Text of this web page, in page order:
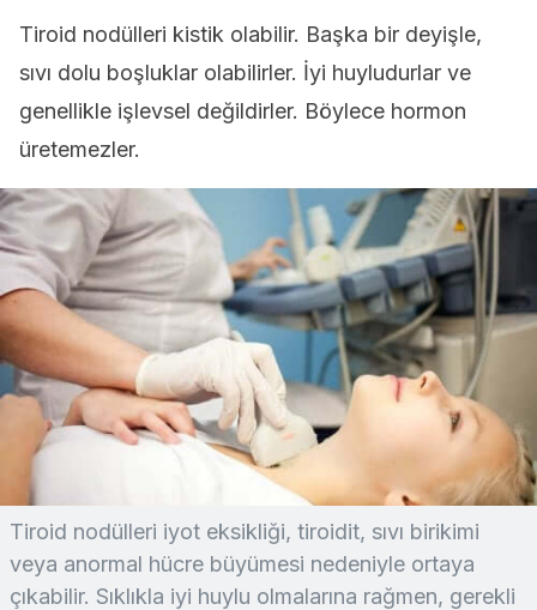
Tiroid nodülleri kistik olabilir. Başka bir deyişle,
sıvı dolu boşluklar olabilirler. İyi huyludurlar ve
genellikle işlevsel değildirler. Böylece hormon
üretemezler.
Tiroid nodülleri iyot eksikliği, tiroidit, sıvı birikimi
veya anormal hücre büyümesi nedeniyle ortaya
çıkabilir. Sıklıkla iyi huylu olmalarına rağmen, gerekli